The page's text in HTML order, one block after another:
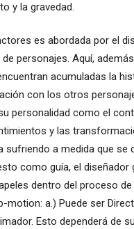
y la gravedad.
es abordada por el
personajes. Aquí,
acumuladas la
con los otros
personalidad como el
y las
sufriendo a medida que se
como guía, el diseñador
dentro del proceso
motion: a.) Puede ser
Esto dependerá de